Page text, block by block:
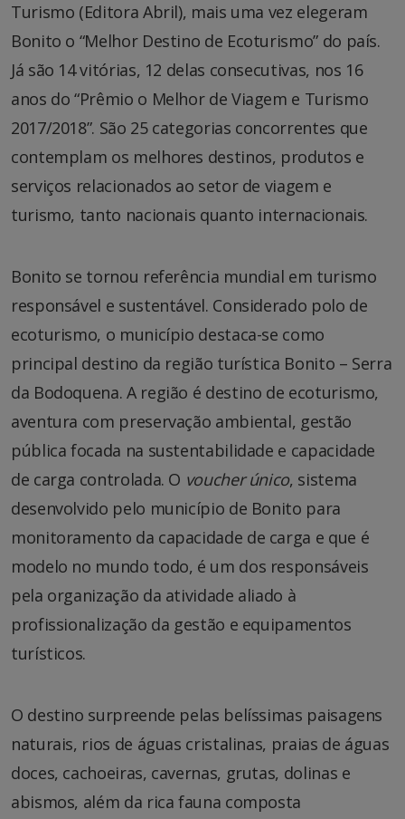
Turismo (Editora Abril), mais uma vez elegeram
Bonito o “Melhor Destino de Ecoturismo” do país.
Já são 14 vitórias, 12 delas consecutivas, nos 16
anos do “Prêmio o Melhor de Viagem e Turismo
2017/2018”. São 25 categorias concorrentes que
contemplam os melhores destinos, produtos e
serviços relacionados ao setor de viagem e
turismo, tanto nacionais quanto internacionais.
Bonito se tornou referência mundial em turismo
responsável e sustentável. Considerado polo de
ecoturismo, o município destaca-se como
principal destino da região turística Bonito – Serra
da Bodoquena. A região é destino de ecoturismo,
aventura com preservação ambiental, gestão
pública focada na sustentabilidade e capacidade
de carga controlada. O voucher único, sistema
desenvolvido pelo município de Bonito para
monitoramento da capacidade de carga e que é
modelo no mundo todo, é um dos responsáveis
pela organização da atividade aliado à
profissionalização da gestão e equipamentos
turísticos.
O destino surpreende pelas belíssimas paisagens
naturais, rios de águas cristalinas, praias de águas
doces, cachoeiras, cavernas, grutas, dolinas e
abismos, além da rica fauna composta